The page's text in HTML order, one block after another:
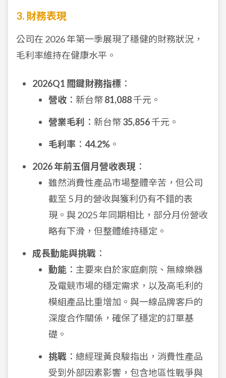
3. 財務表現
公司在 2026 年第一季展現了穩健的財務狀況，
毛利率維持在健康水平。
2026Q1 關鍵財務指標 ：
營收 ：新台幣81,088千元。
營業毛利
：新台幣35,856千元。
毛利率 ： 44.2% 。
2026 年前五個月營收表現 ：
雖然消費性產品市場整體辛苦，但公司
截至 5 月的營收與獲利仍有不錯的表
現。與 2025 年同期相比，部分月份營收
略有下滑，但整體維持穩定。
成長動能與挑戰 ：
動能 ：主要來自於家庭劇院、無線樂器
及電競市場的穩定需求，以及高毛利的
模組產品比重增加。與一線品牌客戶的
深度合作關係，確保了穩定的訂單基
礎。
挑戰 ：總經理黃良駿指出，消費性產品
受到外部因素影響，包含地區性戰爭與